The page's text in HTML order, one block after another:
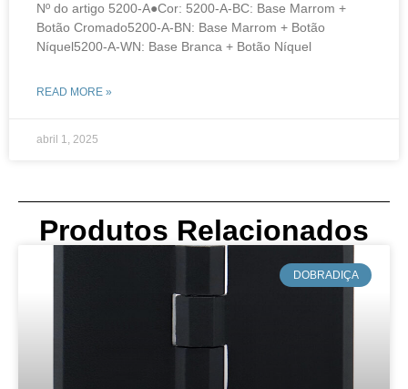
Nº do artigo 5200-A●Cor: 5200-A-BC: Base Marrom +
Botão Cromado5200-A-BN: Base Marrom + Botão
Níquel5200-A-WN: Base Branca + Botão Níquel
READ MORE »
abril 1, 2025
Produtos Relacionados
​DOBRADIÇA